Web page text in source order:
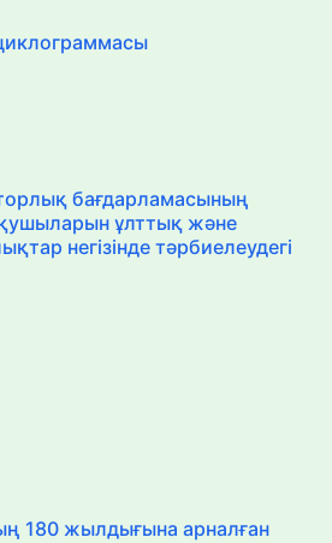
бағдарламасының
ұлттық және
негізінде тәрбиелеудегі
180 жылдығына арналған